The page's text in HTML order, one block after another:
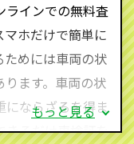
で行います。安
ラインでの無料査
ホだけで簡単に
めには車両の状
ます。車両の状
にならざるを得ま
きるだけ車検証を
もっと見る